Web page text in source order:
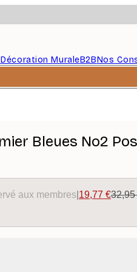
Décoration MuraleB2BNos
Bleues No2
aux membres 19,77 €32,95